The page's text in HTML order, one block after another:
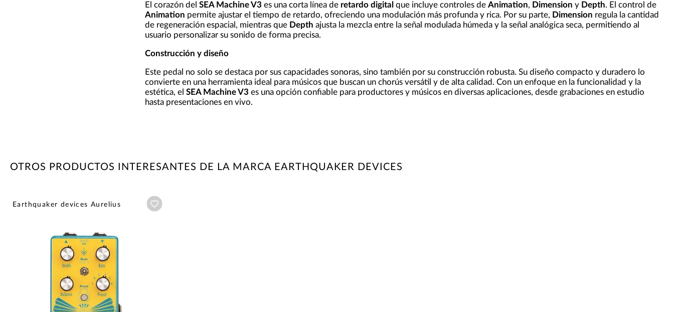
El corazón del SEA Machine V3 es una corta línea de retardo digital que incluye controles de Animation, Dimension y Depth. El control de
Animation permite ajustar el tiempo de retardo, ofreciendo una modulación más profunda y rica. Por su parte, Dimension regula la cantidad
de regeneración espacial, mientras que Depth ajusta la mezcla entre la señal modulada húmeda y la señal analógica seca, permitiendo al
usuario personalizar su sonido de forma precisa.
Construcción y diseño
Este pedal no solo se destaca por sus capacidades sonoras, sino también por su construcción robusta. Su diseño compacto y duradero lo
convierte en una herramienta ideal para músicos que buscan un chorús versátil y de alta calidad. Con un enfoque en la funcionalidad y la
estética, el SEA Machine V3 es una opción confiable para productores y músicos en diversas aplicaciones, desde grabaciones en estudio
hasta presentaciones en vivo.
OTROS PRODUCTOS INTERESANTES DE LA MARCA EARTHQUAKER DEVICES
Earthquaker devices Aurelius